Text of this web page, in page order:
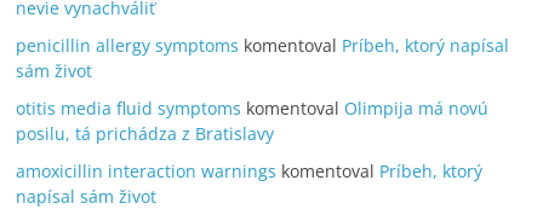
nevie vynachváliť
penicillin allergy symptoms komentoval Príbeh, ktorý napísal
sám život
otitis media fluid symptoms komentoval Olimpija má novú
posilu, tá prichádza z Bratislavy
amoxicillin interaction warnings komentoval Príbeh, ktorý
napísal sám život